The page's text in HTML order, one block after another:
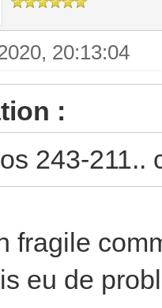
20:13:04
:
243-211..
fragile
eu de